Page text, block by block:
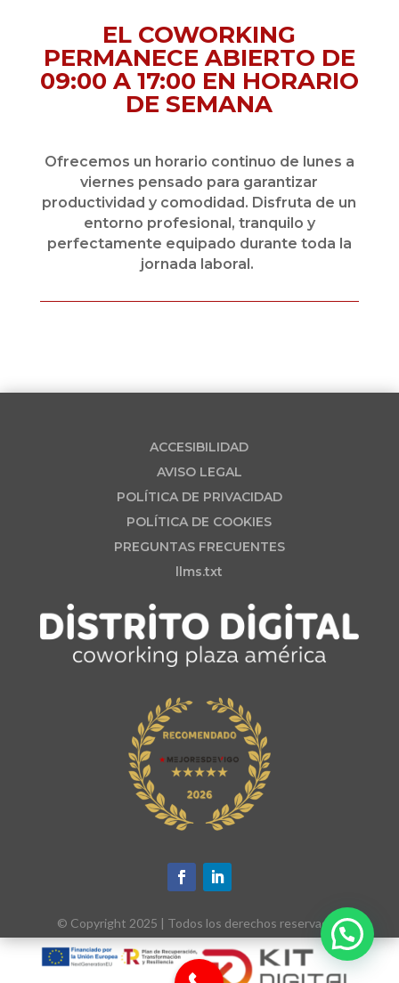
EL COWORKING
PERMANECE ABIERTO DE
09:00 A 17:00 EN HORARIO
DE SEMANA
Ofrecemos un horario continuo de lunes a
viernes pensado para garantizar
productividad y comodidad. Disfruta de un
entorno profesional, tranquilo y
perfectamente equipado durante toda la
jornada laboral.
ACCESIBILIDAD
AVISO LEGAL
POLÍTICA DE PRIVACIDAD
POLÍTICA DE COOKIES
PREGUNTAS FRECUENTES
llms.txt
© Copyright 2025 | Todos los derechos reservados